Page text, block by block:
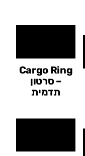
Cargo Ring
– סרטון
תדמית